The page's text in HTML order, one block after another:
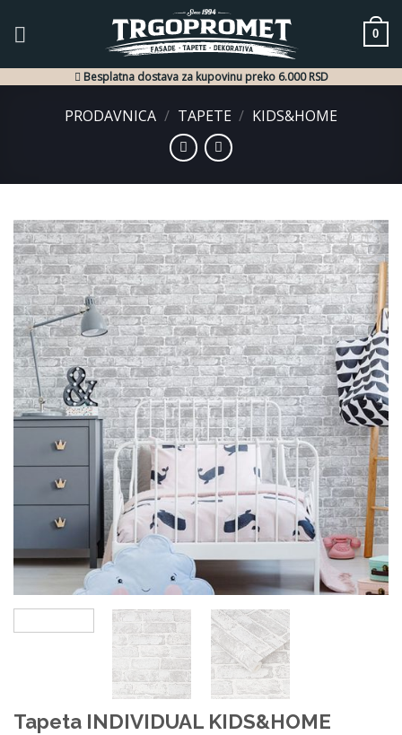
0
Besplatna dostava za kupovinu preko 6.000 RSD
PRODAVNICA / TAPETE / KIDS&HOME
Dodaj
u listu
želja
Tapeta INDIVIDUAL KIDS&HOME